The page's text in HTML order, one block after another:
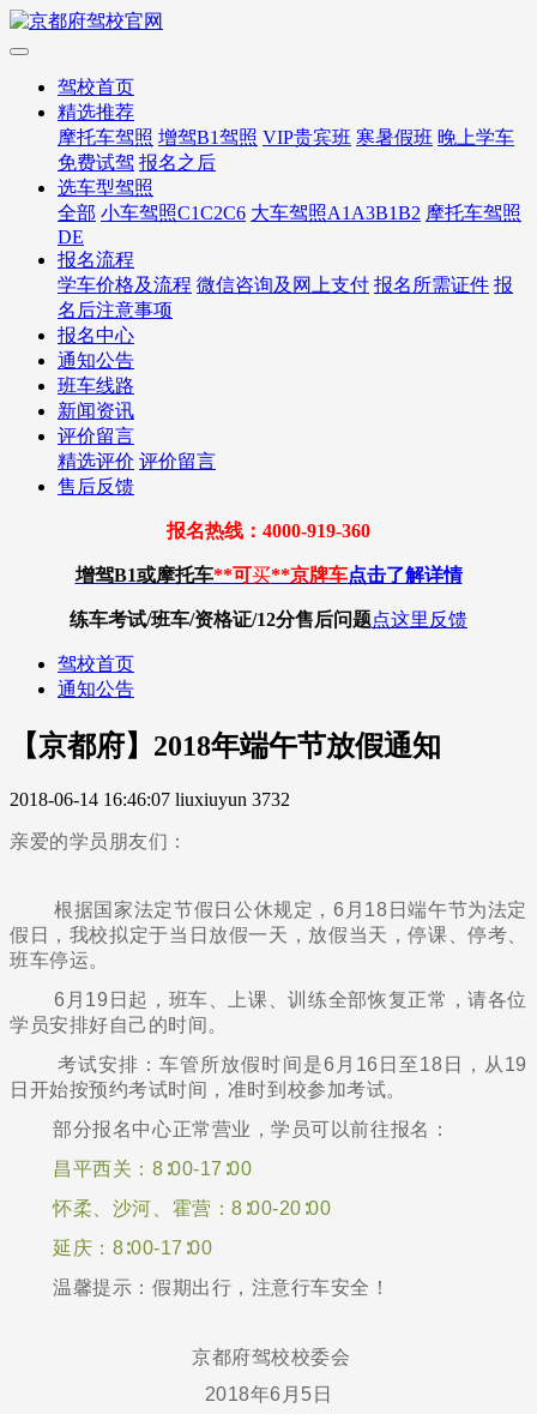
驾校首页
精选推荐
摩托车驾照 增驾B1驾照 VIP贵宾班 寒暑假班 晚上学车
免费试驾 报名之后
选车型驾照
全部 小车驾照C1C2C6 大车驾照A1A3B1B2 摩托车驾照
DE
报名流程
学车价格及流程 微信咨询及网上支付 报名所需证件 报
名后注意事项
报名中心
通知公告
班车线路
新闻资讯
评价留言
精选评价 评价留言
售后反馈
报名热线：4000-919-360
增驾B1或摩托车**可买**京牌车点击了解详情
练车考试/班车/资格证/12分售后问题点这里反馈
驾校首页
通知公告
【京都府】2018年端午节放假通知
2018-06-14 16:46:07 liuxiuyun 3732
亲爱的学员朋友们：
根据国家法定节假日公休规定，6月18日端午节为法定
假日，我校拟定于当日放假一天，放假当天，停课、停考、
班车停运。
6月19日起，班车、上课、训练全部恢复正常，请各位
学员安排好自己的时间。
考试安排：车管所放假时间是6月16日至18日，从19
日开始按预约考试时间，准时到校参加考试。
部分报名中心正常营业，学员可以前往报名：
昌平西关：8∶00-17∶00
怀柔、沙河、霍营：8∶00-20∶00
延庆：8∶00-17∶00
温馨提示：假期出行，注意行车安全！
京都府驾校校委会
2018年6月5日